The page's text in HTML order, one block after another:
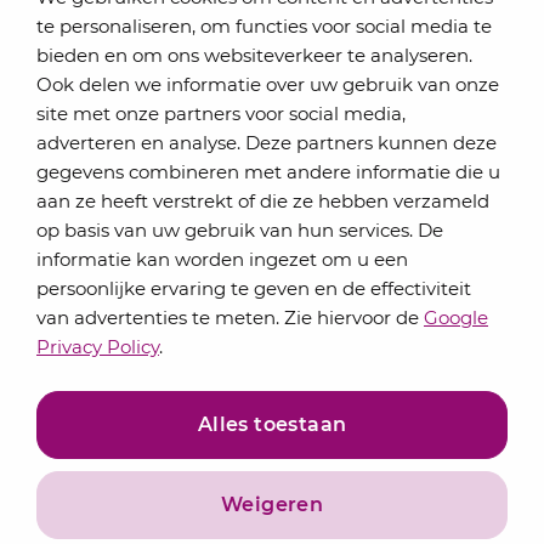
te personaliseren, om functies voor social media te
bieden en om ons websiteverkeer te analyseren.
Ook delen we informatie over uw gebruik van onze
site met onze partners voor social media,
adverteren en analyse. Deze partners kunnen deze
gegevens combineren met andere informatie die u
aan ze heeft verstrekt of die ze hebben verzameld
op basis van uw gebruik van hun services. De
informatie kan worden ingezet om u een
persoonlijke ervaring te geven en de effectiviteit
van advertenties te meten. Zie hiervoor de Google
Privacy Policy.
Alles toestaan
Weigeren
Schrijf je in voor onze nieuwsbrief
Elke maand bundelen de adviseurs van Lansigt in
de eSigt het nieuws.
Jouw emailadres
Inschrijven
PrivacyverklaringAlgemene voorwaarden